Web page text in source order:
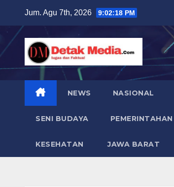
content
Jum. Agu 7th, 2026 9:02:19 PM
NEWS NASIONAL
SENI BUDAYA PEMERINTAHAN
KESEHATAN JAWA BARAT